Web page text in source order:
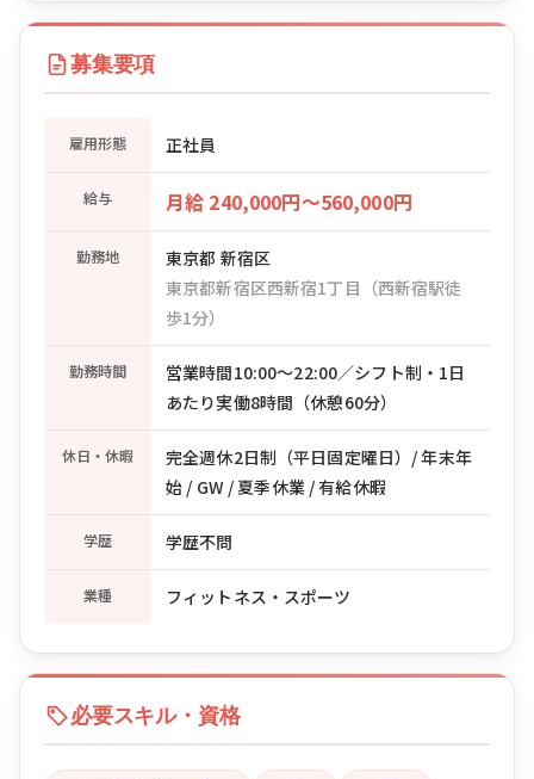
募集要項
雇用形態 正社員
給与 月給 240,000円〜560,000円
勤務地
東京都 新宿区
東京都新宿区西新宿1丁目（西新宿駅徒
歩1分）
勤務時間
営業時間10:00〜22:00／シフト制・1日
あたり実働8時間（休憩60分）
休日・休暇
完全週休2日制（平日固定曜日）/ 年末年
始 / GW / 夏季休業 / 有給休暇
学歴 学歴不問
業種 フィットネス・スポーツ
必要スキル・資格